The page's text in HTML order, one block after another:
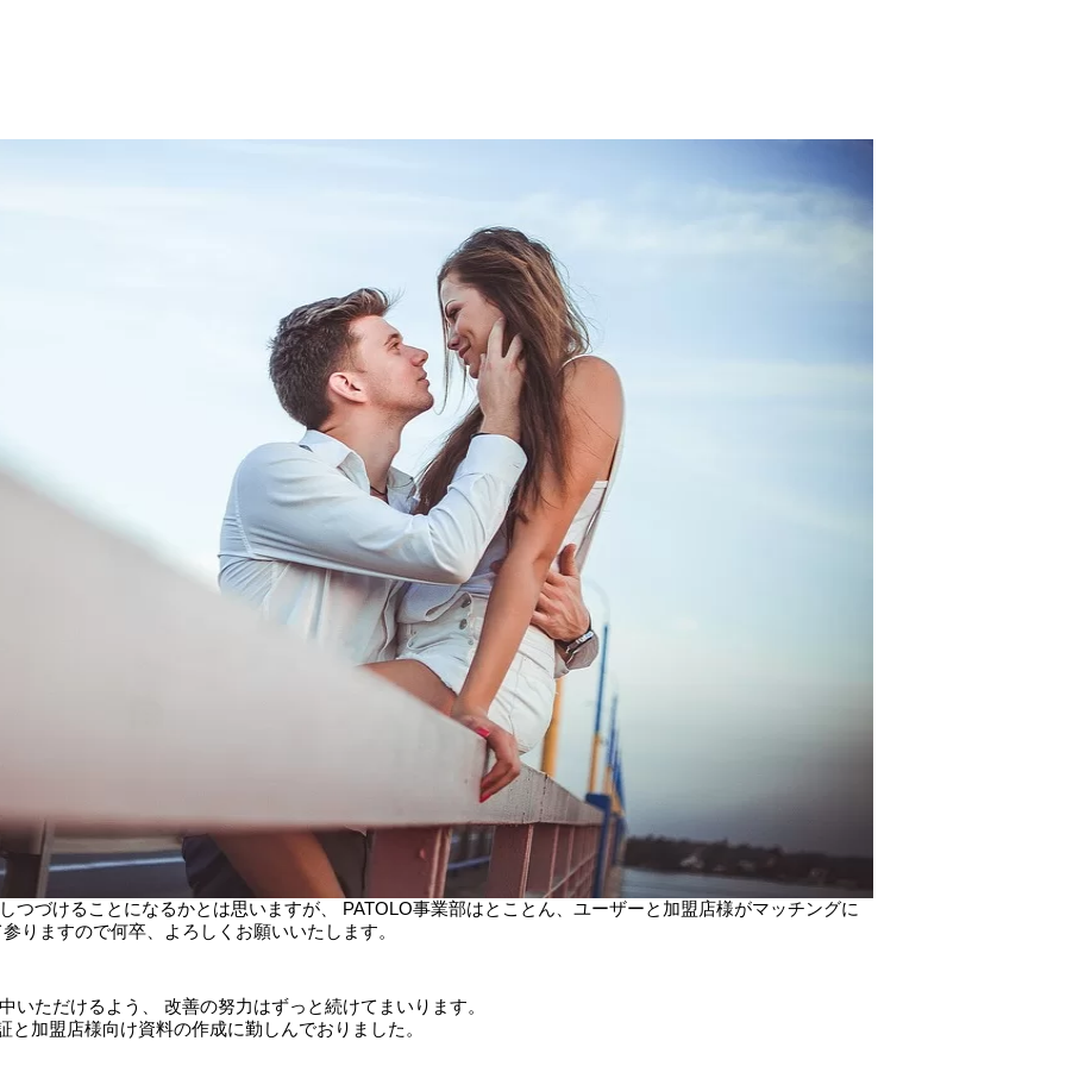
つづけることになるかとは思いますが、 PATOLO事業部はとことん、ユーザーと加盟店様がマッチングに
りますので何卒、よろしくお願いいたします。
いただけるよう、 改善の努力はずっと続けてまいります。
加盟店様向け資料の作成に勤しんでおりました。